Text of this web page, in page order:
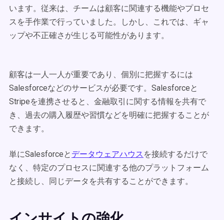
います。従来は、チームは顧客に関連する機能やプロセ
スを手作業で行っていました。しかし、これでは、ギャ
ップや不正確さが生じる可能性があります。
顧客は一人一人が重要であり、個別に把握するには
Salesforceなどのサービスが必要です。Salesforceと
Stripeを連携させると、金融取引に関する情報を共有で
き、過去の購入履歴や習慣などを明確に把握することが
できます。
単にSalesforceと データウェアハウス を接続するだけで
なく、特定のプロセスに関連する他のプラットフォーム
と接続し、同じデータを共有することができます。